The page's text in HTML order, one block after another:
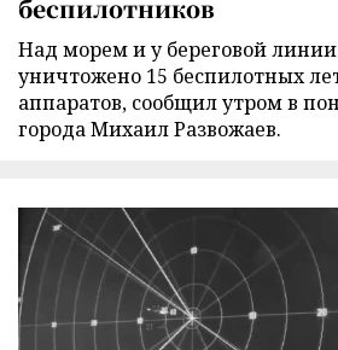
беспилотников
Над морем и у береговой линии
уничтожено 15 беспилотных
аппаратов, сообщил утром в
города Михаил Развожаев.